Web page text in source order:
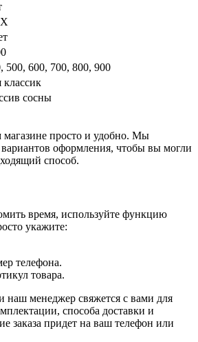
500, 600, 700, 800, 900
классик
сосны
магазине просто и удобно. Мы
вариантов оформления, чтобы вы могли
способ.
время, используйте функцию
укажите:
телефона.
товара.
наш менеджер свяжется с вами для
способа доставки и
заказа придет на ваш телефон или